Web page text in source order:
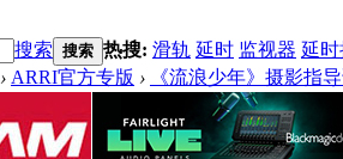
搜索 搜索 热搜: 滑轨 延时 监视器 延
› ARRI官方专版 › 《流浪少年》摄影指